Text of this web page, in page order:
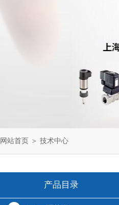
网站首页 ＞ 技术中心
产品目录